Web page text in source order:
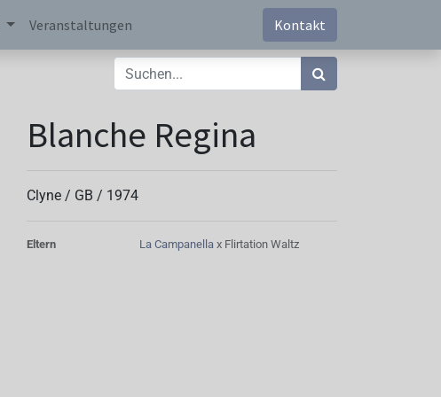
Veranstaltungen Kontakt
Blanche Regina
Clyne / GB / 1974
Eltern La Campanella x Flirtation Waltz